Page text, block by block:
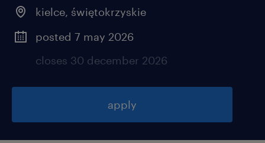
kielce, świętokrzyskie
posted 7 may 2026
closes 30 december 2026
apply